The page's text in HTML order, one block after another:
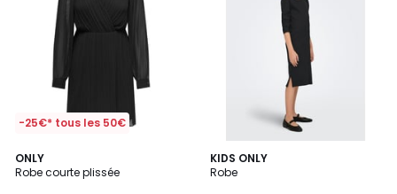
-25€* tous les 50€
ONLY
Robe courte plissée
4
/
KIDS ONLY
Robe